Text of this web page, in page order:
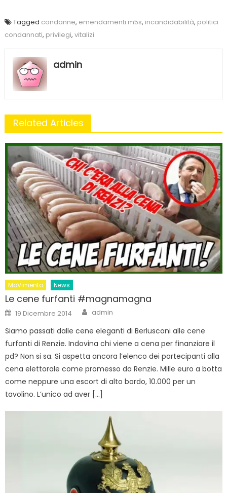
Tagged condanne, emendamenti m5s, incandidabilità, politici
condannati, privilegi, vitalizi
admin
Related Articles
MoVimento News
Le cene furfanti #magnamagna
Posted
on
19 Dicembre 2014 Author
admin
Siamo passati dalle cene eleganti di Berlusconi alle cene
furfanti di Renzie. Indovina chi viene a cena per finanziare il
pd? Non si sa. Si aspetta ancora l’elenco dei partecipanti alla
cena elettorale come promesso da Renzie. Mille euro a botta
come neppure una escort di alto bordo, 10.000 per un
tavolino. L’unico ad aver […]